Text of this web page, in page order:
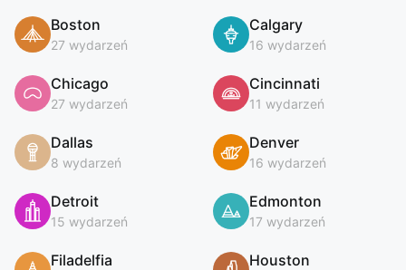
Boston
27 wydarzeń
Calgary
16 wydarzeń
Chicago
27 wydarzeń
Cincinnati
11 wydarzeń
Dallas
8 wydarzeń
Denver
16 wydarzeń
Detroit
15 wydarzeń
Edmonton
17 wydarzeń
Filadelfia Houston